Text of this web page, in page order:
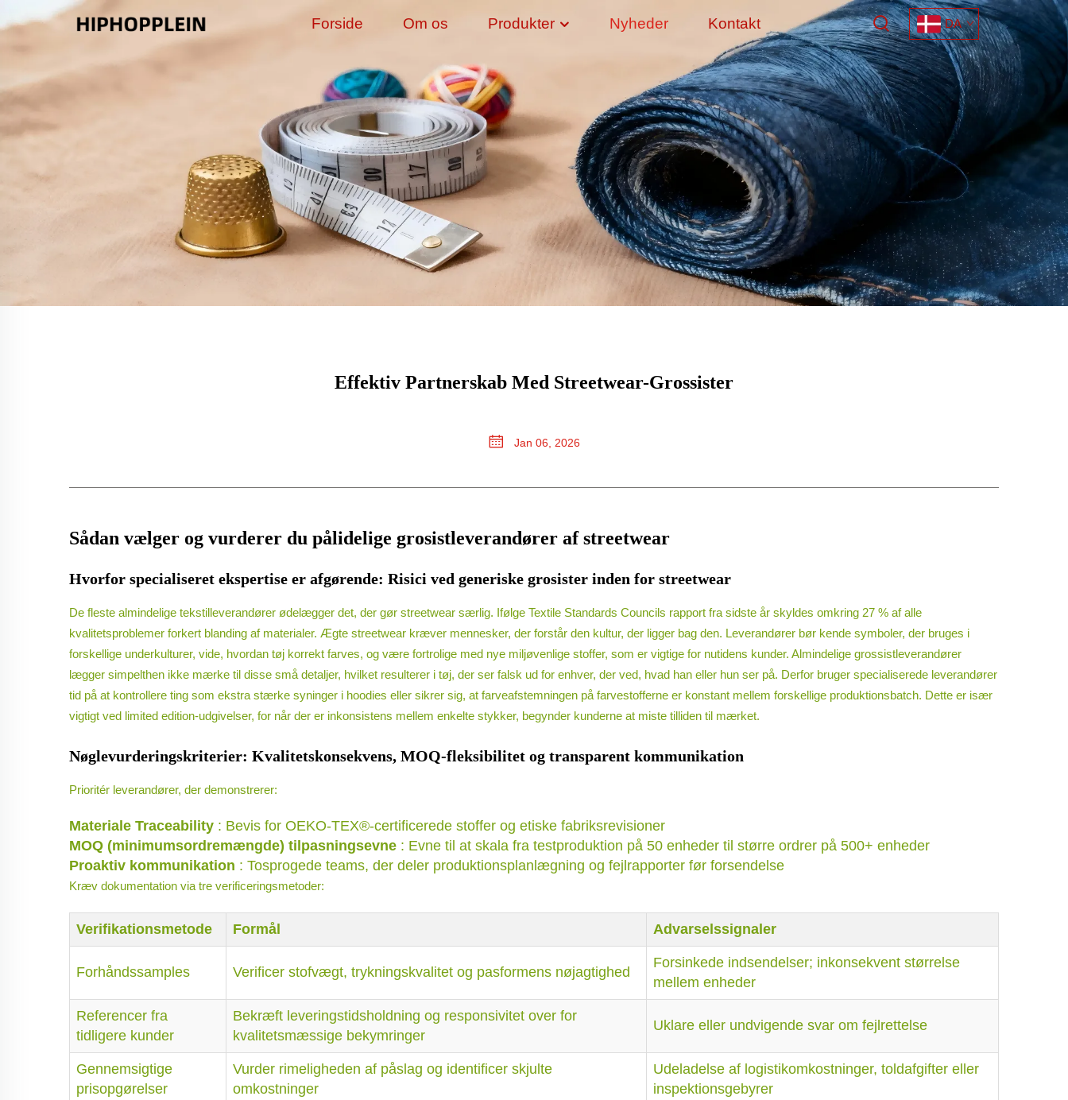
Forside Om os Produkter Nyheder Kontakt DA
Effektiv Partnerskab Med Streetwear-Grossister
Jan 06, 2026
Sådan vælger og vurderer du pålidelige grosistleverandører af streetwear
Hvorfor specialiseret ekspertise er afgørende: Risici ved generiske grosister inden for streetwear
De fleste almindelige tekstilleverandører ødelægger det, der gør streetwear særlig. Ifølge Textile Standards Councils rapport fra sidste år skyldes omkring 27 % af alle
kvalitetsproblemer forkert blanding af materialer. Ægte streetwear kræver mennesker, der forstår den kultur, der ligger bag den. Leverandører bør kende symboler, der bruges i
forskellige underkulturer, vide, hvordan tøj korrekt farves, og være fortrolige med nye miljøvenlige stoffer, som er vigtige for nutidens kunder. Almindelige grossistleverandører
lægger simpelthen ikke mærke til disse små detaljer, hvilket resulterer i tøj, der ser falsk ud for enhver, der ved, hvad han eller hun ser på. Derfor bruger specialiserede leverandører
tid på at kontrollere ting som ekstra stærke syninger i hoodies eller sikrer sig, at farveafstemningen på farvestofferne er konstant mellem forskellige produktionsbatch. Dette er især
vigtigt ved limited edition-udgivelser, for når der er inkonsistens mellem enkelte stykker, begynder kunderne at miste tilliden til mærket.
Nøglevurderingskriterier: Kvalitetskonsekvens, MOQ-fleksibilitet og transparent kommunikation
Prioritér leverandører, der demonstrerer:
Materiale Traceability : Bevis for OEKO-TEX®-certificerede stoffer og etiske fabriksrevisioner
MOQ (minimumsordremængde) tilpasningsevne : Evne til at skala fra testproduktion på 50 enheder til større ordrer på 500+ enheder
Proaktiv kommunikation : Tosprogede teams, der deler produktionsplanlægning og fejlrapporter før forsendelse
Kræv dokumentation via tre verificeringsmetoder:
Verifikationsmetode Formål Advarselssignaler
Forhåndssamples Verificer stofvægt, trykningskvalitet og pasformens nøjagtighed
Forsinkede indsendelser; inkonsekvent størrelse
mellem enheder
Referencer fra
tidligere kunder
Bekræft leveringstidsholdning og responsivitet over for
kvalitetsmæssige bekymringer
Uklare eller undvigende svar om fejlrettelse
Gennemsigtige
prisopgørelser
Vurder rimeligheden af påslag og identificer skjulte
omkostninger
Udeladelse af logistikomkostninger, toldafgifter eller
inspektionsgebyrer